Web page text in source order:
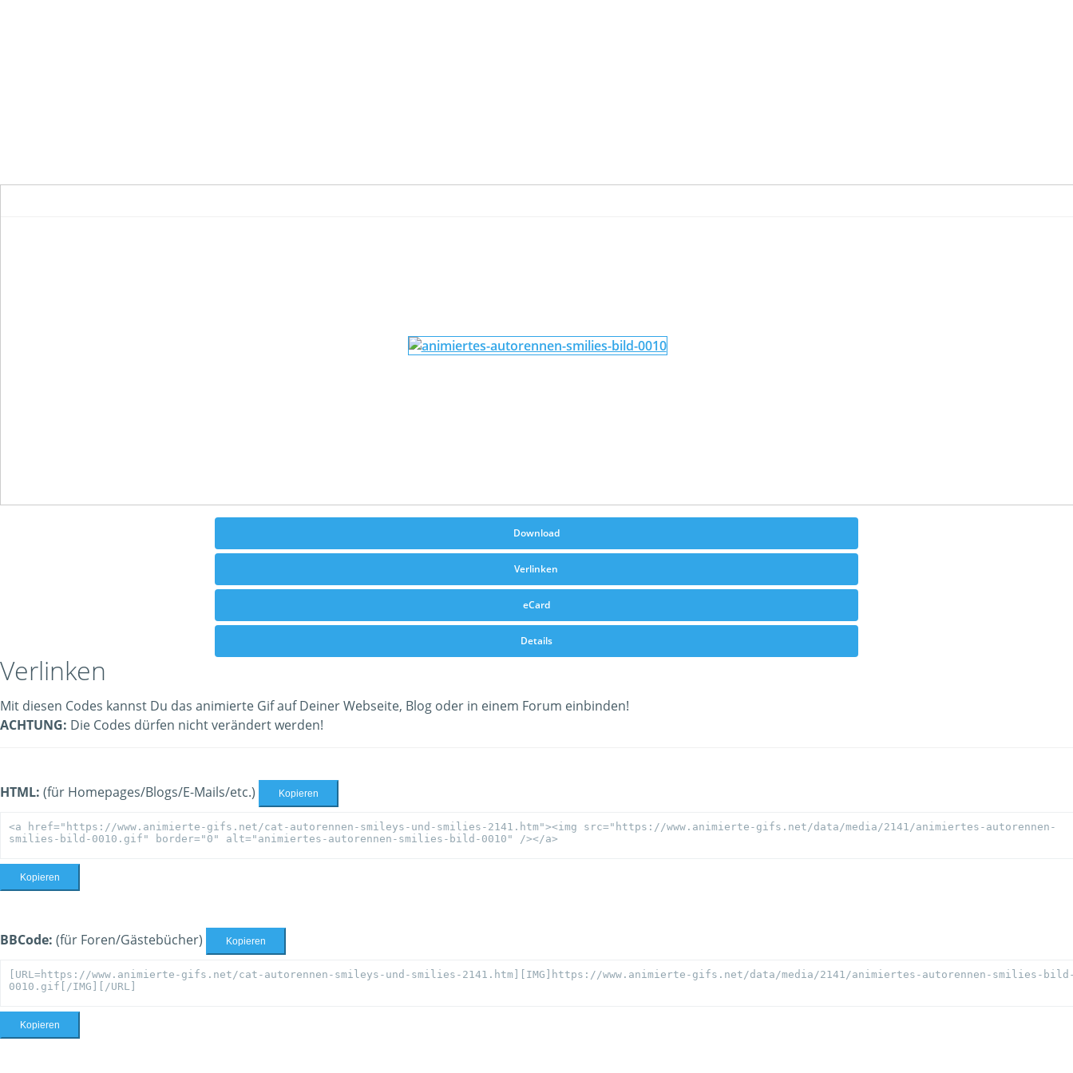
Download
Verlinken
eCard
Details
Verlinken
Mit diesen Codes kannst Du das animierte Gif auf Deiner Webseite, Blog oder in einem Forum einbinden!
ACHTUNG: Die Codes dürfen nicht verändert werden!
HTML: (für Homepages/Blogs/E-Mails/etc.) Kopieren
Kopieren
BBCode: (für Foren/Gästebücher) Kopieren
Kopieren